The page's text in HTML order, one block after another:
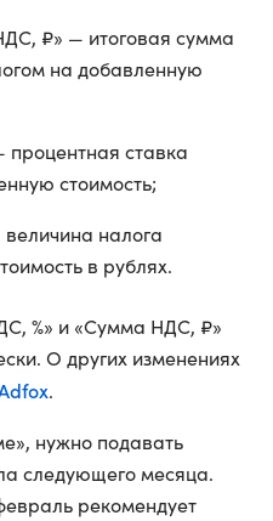
₽» — итоговая сумма
на добавленную
ставка
стоимость;
налога
в рублях.
%» и «Сумма НДС, ₽»
О других изменениях
.
нужно подавать
следующего месяца.
рекомендует